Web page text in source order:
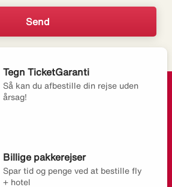
Tegn TicketGaranti
Så kan du afbestille din rejse uden
årsag!
Billige pakkerejser
Spar tid og penge ved at bestille fly
+ hotel